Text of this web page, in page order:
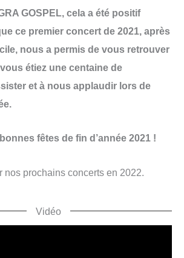
GOSPEL, cela a été positif
ce premier concert de 2021, après
nous a permis de vous retrouver
étiez une centaine de
et à nous applaudir lors de
fêtes de fin d’année 2021 !
nos prochains concerts en 2022.
Vidéo